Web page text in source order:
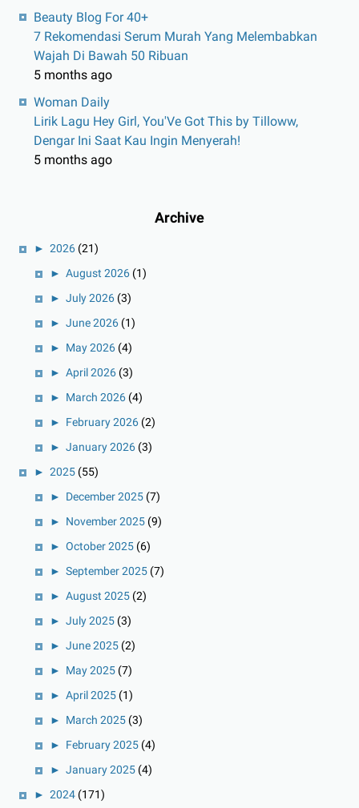
Beauty Blog For 40+
7 Rekomendasi Serum Murah Yang Melembabkan
Wajah Di Bawah 50 Ribuan
5 months ago
Woman Daily
Lirik Lagu Hey Girl, You'Ve Got This by Tilloww,
Dengar Ini Saat Kau Ingin Menyerah!
5 months ago
Archive
► 2026 (21)
► August 2026 (1)
► July 2026 (3)
► June 2026 (1)
► May 2026 (4)
► April 2026 (3)
► March 2026 (4)
► February 2026 (2)
► January 2026 (3)
► 2025 (55)
► December 2025 (7)
► November 2025 (9)
► October 2025 (6)
► September 2025 (7)
► August 2025 (2)
► July 2025 (3)
► June 2025 (2)
► May 2025 (7)
► April 2025 (1)
► March 2025 (3)
► February 2025 (4)
► January 2025 (4)
► 2024 (171)